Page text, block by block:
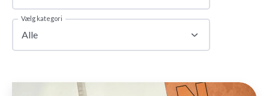
Vælg kategori
Alle